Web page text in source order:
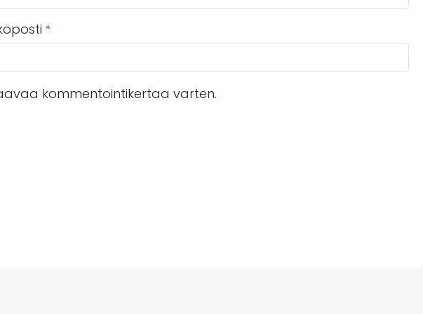
*
kommentointikertaa varten.